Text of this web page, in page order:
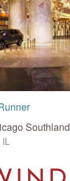
Southland